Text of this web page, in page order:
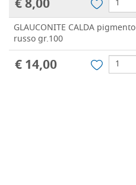
€ 8,00
GLAUCONITE CALDA pigmento
russo gr.100
€ 14,00